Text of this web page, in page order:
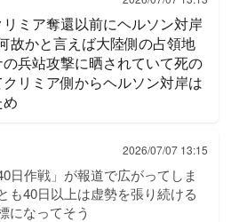
ミア奪還以前にヘルソン対岸
故かと言えば大陸側の占領地
兵站攻撃に晒されていて死の
リミア側からヘルソン対岸は
2026/07/07 13:15
日作戦」が報道で広がってしま
も40日以上は虚勢を張り続ける
になってそう